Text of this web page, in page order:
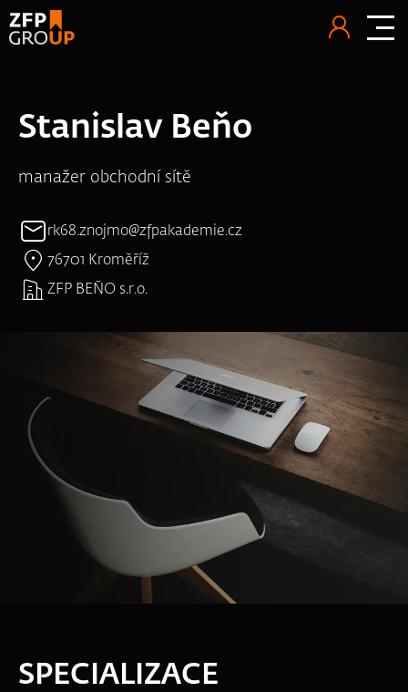
Stanislav Beňo
manažer obchodní sítě
rk68.znojmo@zfpakademie.cz
76701 Kroměříž
ZFP BEŇO s.r.o.
SPECIALIZACE